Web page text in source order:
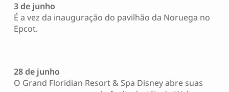
3 de junho
É a vez da inauguração do pavilhão da Noruega no
Epcot.
28 de junho
O Grand Floridian Resort & Spa Disney abre suas